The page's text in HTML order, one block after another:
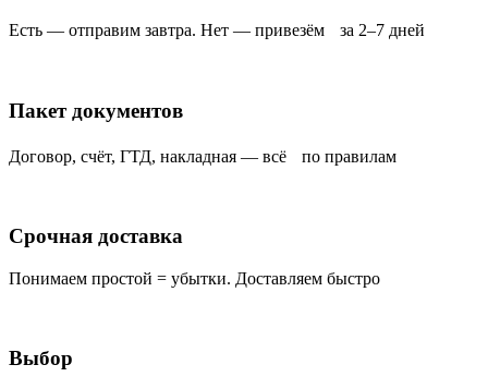
Есть — отправим завтра. Нет — привезём за 2–7 дней
Пакет документов
Договор, счёт, ГТД, накладная — всё по правилам
Срочная доставка
Понимаем простой = убытки. Доставляем быстро
Выбор